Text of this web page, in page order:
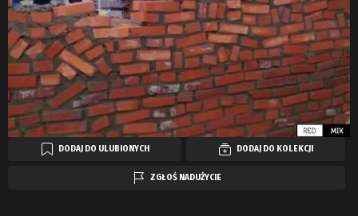
DODAJ DO ULUBIONYCH DODAJ DO KOLEKCJI
ZGŁOŚ NADUŻYCIE